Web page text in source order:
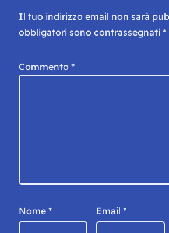
Il tuo indirizzo email non sarà
obbligatori sono contrassegnati *
Commento *
Nome * Email *